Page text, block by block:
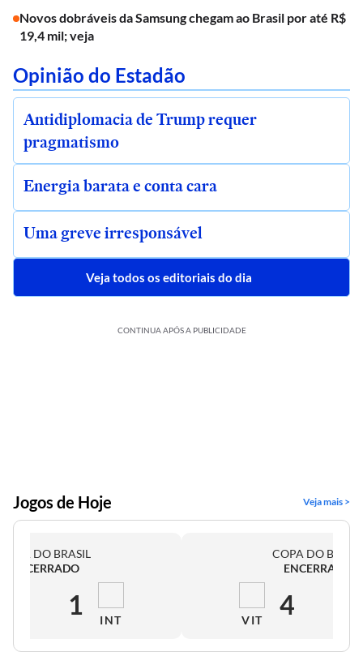
Novos dobráveis da Samsung chegam ao Brasil por até R$
19,4 mil; veja
Opinião do Estadão
Antidiplomacia de Trump requer
pragmatismo
Energia barata e conta cara
Uma greve irresponsável
Veja todos os editoriais do dia
CONTINUA APÓS A PUBLICIDADE
Jogos de Hoje Veja mais >
DO BRASIL
ENCERRADO
1 INT
COPA DO
ENCERRADO
VIT 4